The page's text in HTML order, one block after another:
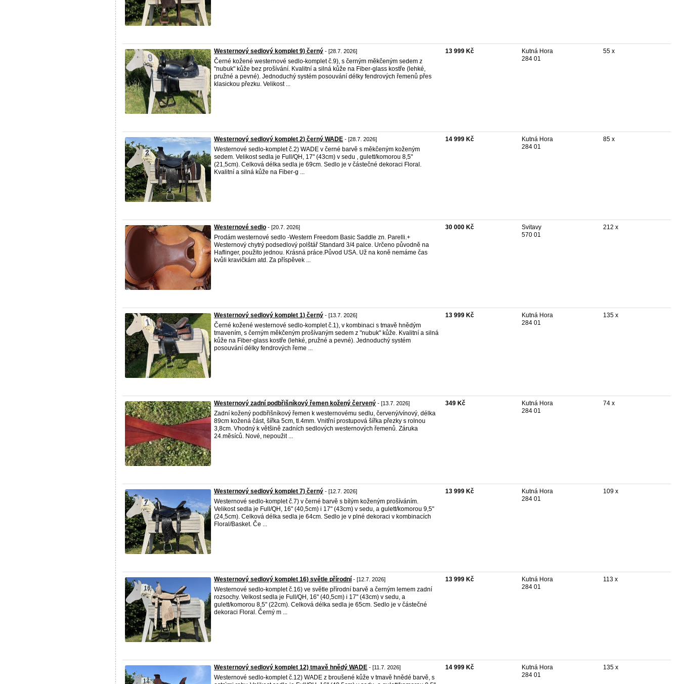
Westernový sedlový komplet 9) černý - [28.7. 2026]
Černé kožené westernové sedlo-komplet č.9), s černým měkčeným sedem z
"nubuk" kůže bez prošívání. Kvalitní a silná kůže na Fiber-glass kostře (lehké,
pružné a pevné). Jednoduchý systém posouvání délky fendrových řemenů přes
klasickou přezku. Velikost ...
13 999 Kč
Kutná Hora
284 01
55 x
Westernový sedlový komplet 2) černý WADE - [28.7. 2026]
Westernové sedlo-komplet č.2) WADE v černé barvě s měkčeným koženým
sedem. Velikost sedla je Full/QH, 17" (43cm) v sedu , gulett/komorou 8,5"
(21,5cm). Celková délka sedla je 69cm. Sedlo je v částečné dekoraci Floral.
Kvalitní a silná kůže na Fiber-g ...
14 999 Kč
Kutná Hora
284 01
85 x
Westernové sedlo - [20.7. 2026]
Prodám westernové sedlo -Western Freedom Basic Saddle zn. Parelli.+
Westernový chytrý podsedlový polštář Standard 3/4 palce. Určeno původně na
Haflinger, použito jednou. Krásná práce.Původ USA. Už na koně nemáme čas
kvůli kravičkám atd. Za příspěvek ...
30 000 Kč
Svitavy
570 01
212 x
Westernový sedlový komplet 1) černý - [13.7. 2026]
Černé kožené westernové sedlo-komplet č.1), v kombinaci s tmavě hnědým
tmavením, s černým měkčeným prošívaným sedem z "nubuk" kůže. Kvalitní a silná
kůže na Fiber-glass kostře (lehké, pružné a pevné). Jednoduchý systém
posouvání délky fendrových řeme ...
13 999 Kč
Kutná Hora
284 01
135 x
Westernový zadní podbřišníkový řemen kožený červený - [13.7. 2026]
Zadní kožený podbřišníkový řemen k westernovému sedlu, červený/vínový, délka
89cm kožená část, šířka 5cm, tl.4mm. Vnitřní prostupová šířka přezky s rolnou
3,8cm. Vhodný k většině zadních sedlových westernových řemenů. Záruka
24.měsíců. Nové, nepoužit ...
349 Kč
Kutná Hora
284 01
74 x
Westernový sedlový komplet 7) černý - [12.7. 2026]
Westernové sedlo-komplet č.7) v černé barvě s bílým koženým prošíváním.
Velikost sedla je Full/QH, 16" (40,5cm) i 17" (43cm) v sedu, a gulett/komorou 9,5"
(24,5cm). Celková délka sedla je 64cm. Sedlo je v plné dekoraci v kombinacích
Floral/Basket. Če ...
13 999 Kč
Kutná Hora
284 01
109 x
Westernový sedlový komplet 16) světle přírodní - [12.7. 2026]
Westernové sedlo-komplet č.16) ve světle přírodní barvě a černým lemem zadní
rozsochy. Velkost sedla je Full/QH, 16" (40,5cm) i 17" (43cm) v sedu, a
gulett/komorou 8,5" (22cm). Celková délka sedla je 65cm. Sedlo je v částečné
dekoraci Floral. Černý m ...
13 999 Kč
Kutná Hora
284 01
113 x
Westernový sedlový komplet 12) tmavě hnědý WADE - [11.7. 2026]
Westernové sedlo-komplet č.12) WADE z broušené kůže v tmavě hnědé barvě, s
14 999 Kč
Kutná Hora
284 01
135 x